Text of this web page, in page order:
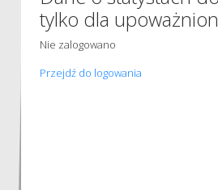
tylko dla
Nie zalogowano
Przejdź do logowania